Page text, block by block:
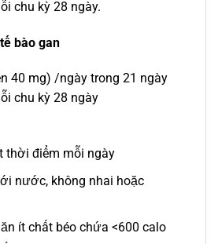
chu kỳ 28 ngày.
bào gan
40 mg) /ngày trong 21 ngày
chu kỳ 28 ngày
thời điểm mỗi ngày
nước, không nhai hoặc
ít chất béo chứa <600 calo